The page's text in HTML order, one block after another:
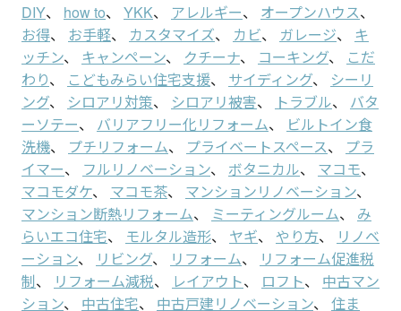
DIY、 how to、 YKK、 アレルギー、 オープンハウス、
お得、 お手軽、 カスタマイズ、 カビ、 ガレージ、
キ
ッチン、 キャンペーン、 クチーナ、 コーキング、
こだ
わり、 こどもみらい住宅支援、 サイディング、
シーリ
ング、 シロアリ対策、 シロアリ被害、 トラブル、
バタ
ーソテー、 バリアフリー化リフォーム、
ビルトイン食
洗機、 プチリフォーム、 プライベートスペース、
プラ
イマー、 フルリノベーション、 ボタニカル、 マコモ、
マコモダケ、 マコモ茶、 マンションリノベーション、
マンション断熱リフォーム、 ミーティングルーム、
み
らいエコ住宅、 モルタル造形、 ヤギ、 やり方、
リノベ
ーション、 リビング、 リフォーム、
リフォーム促進税
制、 リフォーム減税、 レイアウト、 ロフト、
中古マン
ション、 中古住宅、 中古戸建リノベーション、
住ま